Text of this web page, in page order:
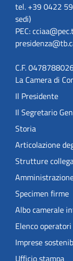
tel. +39 0422
sedi)
PEC:
C.F.
La Camera di
Il Presidente
Il Segretario
Storia
Articolazione
Strutture
Specimen firme
Albo camerale
Elenco
Imprese